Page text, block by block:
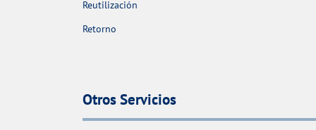
Reutilización
Retorno
Otros Servicios